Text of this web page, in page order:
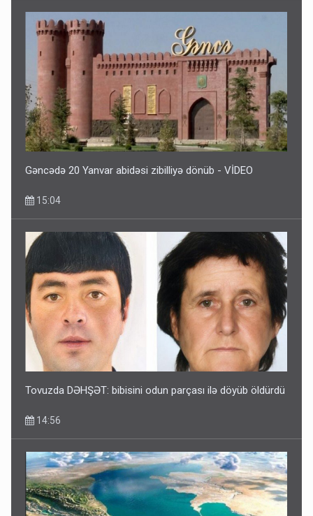
Gəncədə 20 Yanvar abidəsi zibilliyə dönüb - VİDEO
15:04
Tovuzda DƏHŞƏT: bibisini odun parçası ilə döyüb öldürdü
14:56